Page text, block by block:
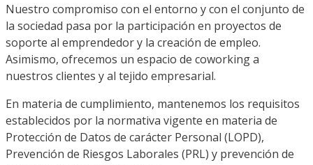
Nuestro compromiso con el entorno y con el conjunto de
la sociedad pasa por la participación en proyectos de
soporte al emprendedor y la creación de empleo.
Asimismo, ofrecemos un espacio de coworking a
nuestros clientes y al tejido empresarial.
En materia de cumplimiento, mantenemos los requisitos
establecidos por la normativa vigente en materia de
Protección de Datos de carácter Personal (LOPD),
Prevención de Riesgos Laborales (PRL) y prevención de